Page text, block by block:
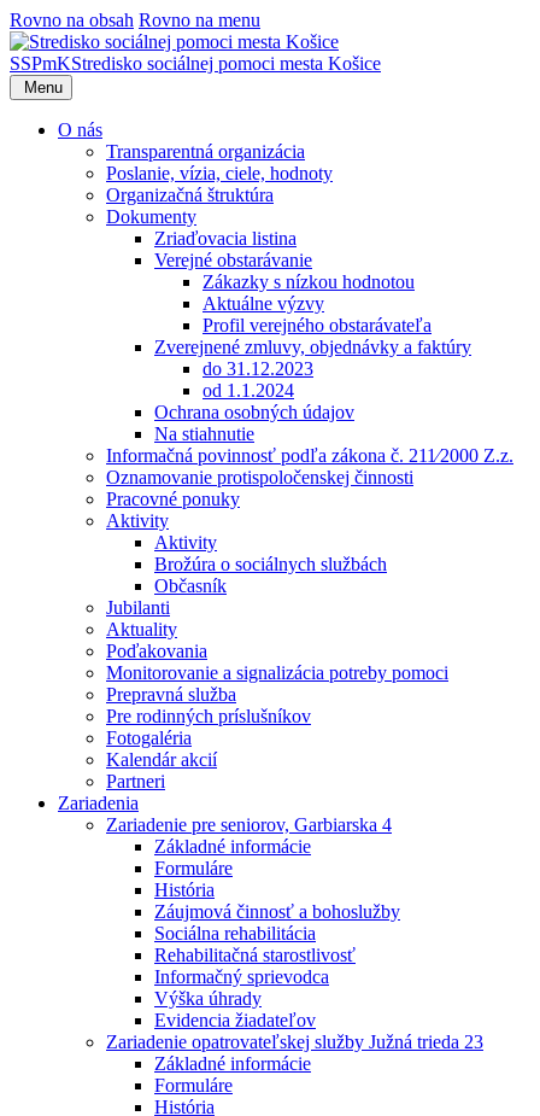
Rovno na obsah Rovno na menu
SSPmKStredisko sociálnej pomoci mesta Košice
Menu
O nás
Transparentná organizácia
Poslanie, vízia, ciele, hodnoty
Organizačná štruktúra
Dokumenty
Zriaďovacia listina
Verejné obstarávanie
Zákazky s nízkou hodnotou
Aktuálne výzvy
Profil verejného obstarávateľa
Zverejnené zmluvy, objednávky a faktúry
do 31.12.2023
od 1.1.2024
Ochrana osobných údajov
Na stiahnutie
Informačná povinnosť podľa zákona č. 211⁄2000 Z.z.
Oznamovanie protispoločenskej činnosti
Pracovné ponuky
Aktivity
Aktivity
Brožúra o sociálnych službách
Občasník
Jubilanti
Aktuality
Poďakovania
Monitorovanie a signalizácia potreby pomoci
Prepravná služba
Pre rodinných príslušníkov
Fotogaléria
Kalendár akcií
Partneri
Zariadenia
Zariadenie pre seniorov, Garbiarska 4
Základné informácie
Formuláre
História
Záujmová činnosť a bohoslužby
Sociálna rehabilitácia
Rehabilitačná starostlivosť
Informačný sprievodca
Výška úhrady
Evidencia žiadateľov
Zariadenie opatrovateľskej služby Južná trieda 23
Základné informácie
Formuláre
História